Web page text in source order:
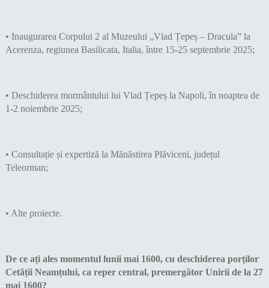
• Inaugurarea Corpului 2 al Muzeului „Vlad Țepeș – Dracula” la
Acerenza, regiunea Basilicata, Italia, între 15-25 septembrie 2025;
• Deschiderea mormântului lui Vlad Țepeș la Napoli, în noaptea de
1-2 noiembrie 2025;
• Consultație și expertiză la Mănăstirea Plăviceni, județul
Teleorman;
• Alte proiecte.
De ce ați ales momentul lunii mai 1600, cu deschiderea porților
Cetății Neamțului, ca reper central, premergător Unirii de la 27
mai 1600?